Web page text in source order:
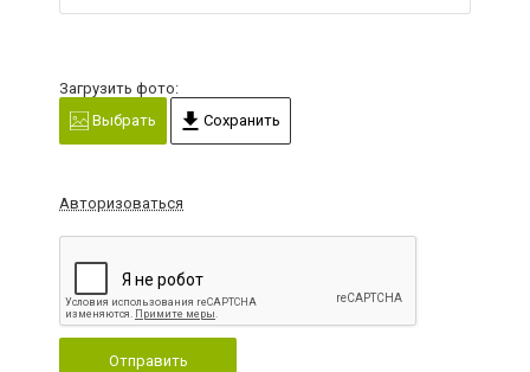
Загрузить фото:
Выбрать
Сохранить
Авторизоваться
Отправить